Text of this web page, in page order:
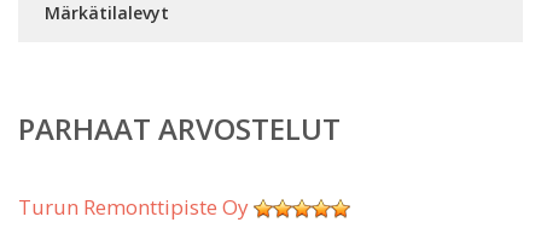
Märkätilalevyt
PARHAAT ARVOSTELUT
Turun Remonttipiste Oy